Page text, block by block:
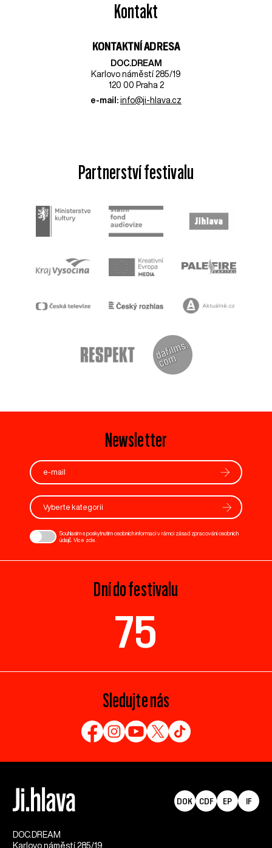
Kontakt
KONTAKTNÍ ADRESA
DOC.DREAM​
Karlovo náměstí 285/19
120 00 Praha 2
e-mail: info@ji-hlava.cz
Partnerství festivalu
Newsletter
Vyberte kategorii
Souhlasím s poskytnutím osobních informací v rámci zásad zpracování osobních
údajů. Více zde
Dní do festivalu
75
Sledujte nás
DOC.DREAM​
Karlovo náměstí 285/19
DOK CDF EP IF